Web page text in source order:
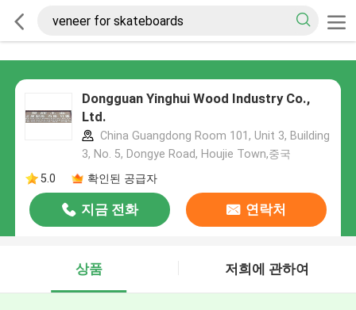
Dongguan Yinghui Wood Industry Co.,
Ltd.
China Guangdong Room 101, Unit 3, Building
3, No. 5, Dongye Road, Houjie Town,중국
5.0
확인된 공급자
지금 전화 연락처
상품 저희에 관하여